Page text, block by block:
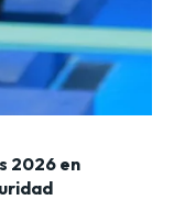
2026 en